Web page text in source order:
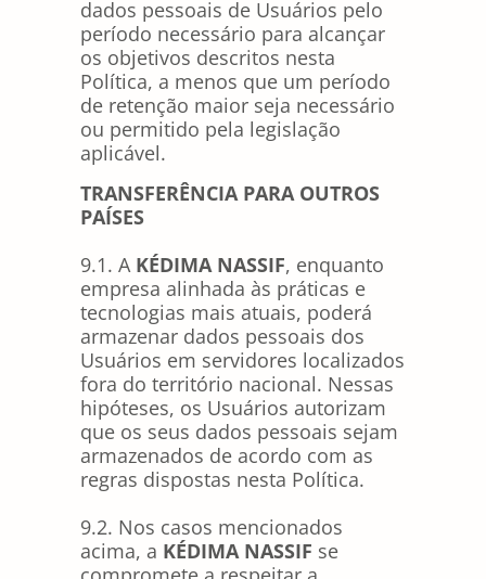
dados pessoais de Usuários pelo
período necessário para alcançar
os objetivos descritos nesta
Política, a menos que um período
de retenção maior seja necessário
ou permitido pela legislação
aplicável.
TRANSFERÊNCIA PARA OUTROS
PAÍSES
9.1. A KÉDIMA NASSIF, enquanto
empresa alinhada às práticas e
tecnologias mais atuais, poderá
armazenar dados pessoais dos
Usuários em servidores localizados
fora do território nacional. Nessas
hipóteses, os Usuários autorizam
que os seus dados pessoais sejam
armazenados de acordo com as
regras dispostas nesta Política.
9.2. Nos casos mencionados
acima, a KÉDIMA NASSIF se